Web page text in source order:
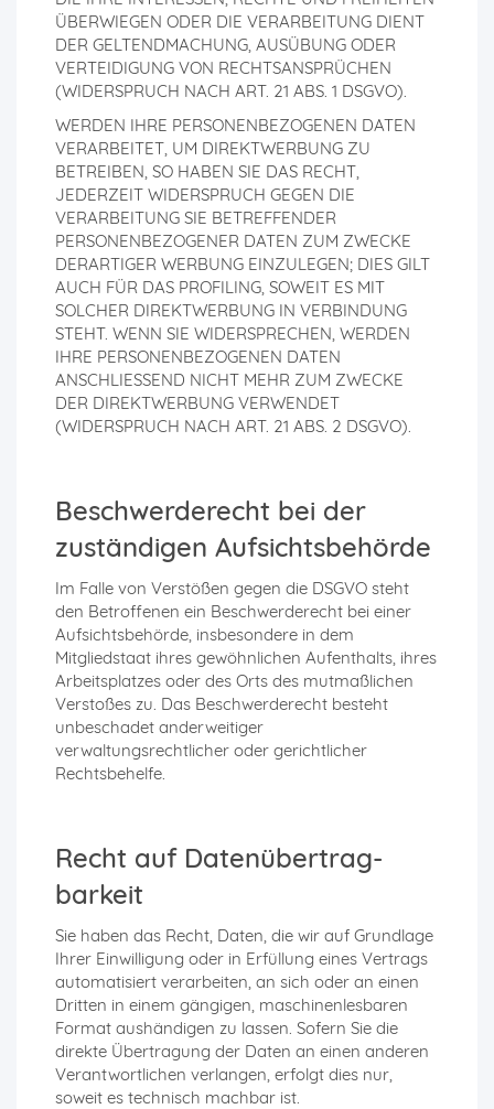
ÜBERWIEGEN ODER DIE VERARBEITUNG DIENT
DER GELTENDMACHUNG, AUSÜBUNG ODER
VERTEIDIGUNG VON RECHTSANSPRÜCHEN
(WIDERSPRUCH NACH ART. 21 ABS. 1 DSGVO).
WERDEN IHRE PERSONENBEZOGENEN DATEN
VERARBEITET, UM DIREKTWERBUNG ZU
BETREIBEN, SO HABEN SIE DAS RECHT,
JEDERZEIT WIDERSPRUCH GEGEN DIE
VERARBEITUNG SIE BETREFFENDER
PERSONENBEZOGENER DATEN ZUM ZWECKE
DERARTIGER WERBUNG EINZULEGEN; DIES GILT
AUCH FÜR DAS PROFILING, SOWEIT ES MIT
SOLCHER DIREKTWERBUNG IN VERBINDUNG
STEHT. WENN SIE WIDERSPRECHEN, WERDEN
IHRE PERSONENBEZOGENEN DATEN
ANSCHLIESSEND NICHT MEHR ZUM ZWECKE
DER DIREKTWERBUNG VERWENDET
(WIDERSPRUCH NACH ART. 21 ABS. 2 DSGVO).
Beschwerde­recht bei der
zuständigen Aufsichts­behörde
Im Falle von Verstößen gegen die DSGVO steht
den Betroffenen ein Beschwerderecht bei einer
Aufsichtsbehörde, insbesondere in dem
Mitgliedstaat ihres gewöhnlichen Aufenthalts, ihres
Arbeitsplatzes oder des Orts des mutmaßlichen
Verstoßes zu. Das Beschwerderecht besteht
unbeschadet anderweitiger
verwaltungsrechtlicher oder gerichtlicher
Rechtsbehelfe.
Recht auf Daten­übertrag­
barkeit
Sie haben das Recht, Daten, die wir auf Grundlage
Ihrer Einwilligung oder in Erfüllung eines Vertrags
automatisiert verarbeiten, an sich oder an einen
Dritten in einem gängigen, maschinenlesbaren
Format aushändigen zu lassen. Sofern Sie die
direkte Übertragung der Daten an einen anderen
Verantwortlichen verlangen, erfolgt dies nur,
soweit es technisch machbar ist.